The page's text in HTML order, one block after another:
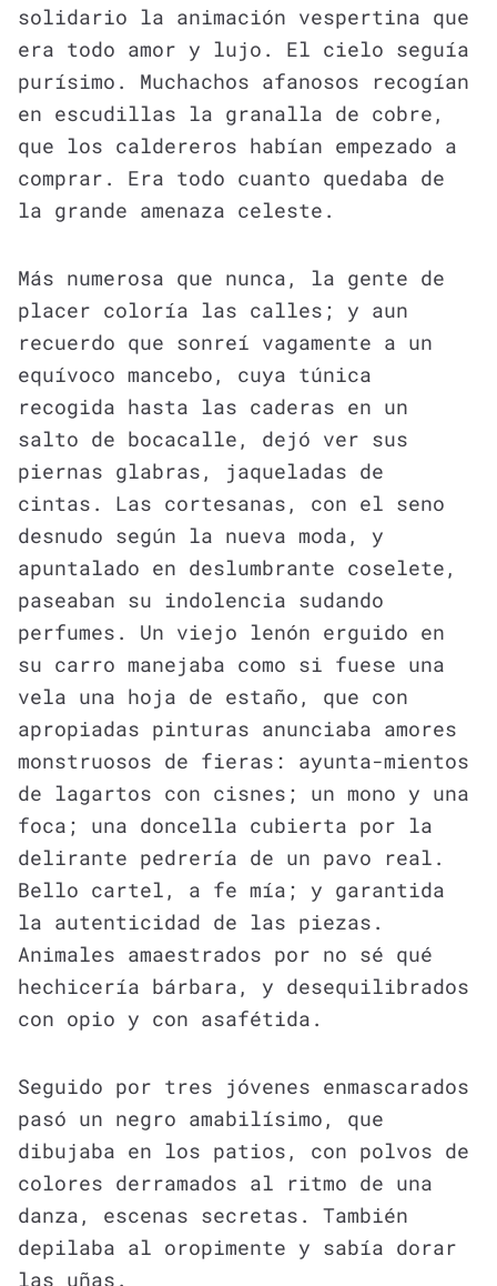
solidario la animación vespertina que
era todo amor y lujo. El cielo seguía
purísimo. Muchachos afanosos recogían
en escudillas la granalla de cobre,
que los caldereros habían empezado a
comprar. Era todo cuanto quedaba de
la grande amenaza celeste.
Más numerosa que nunca, la gente de
placer coloría las calles; y aun
recuerdo que sonreí vagamente a un
equívoco mancebo, cuya túnica
recogida hasta las caderas en un
salto de bocacalle, dejó ver sus
piernas glabras, jaqueladas de
cintas. Las cortesanas, con el seno
desnudo según la nueva moda, y
apuntalado en deslumbrante coselete,
paseaban su indolencia sudando
perfumes. Un viejo lenón erguido en
su carro manejaba como si fuese una
vela una hoja de estaño, que con
apropiadas pinturas anunciaba amores
monstruosos de fieras: ayunta-mientos
de lagartos con cisnes; un mono y una
foca; una doncella cubierta por la
delirante pedrería de un pavo real.
Bello cartel, a fe mía; y garantida
la autenticidad de las piezas.
Animales amaestrados por no sé qué
hechicería bárbara, y desequilibrados
con opio y con asafétida.
Seguido por tres jóvenes enmascarados
pasó un negro amabilísimo, que
dibujaba en los patios, con polvos de
colores derramados al ritmo de una
danza, escenas secretas. También
depilaba al oropimente y sabía dorar
las uñas.